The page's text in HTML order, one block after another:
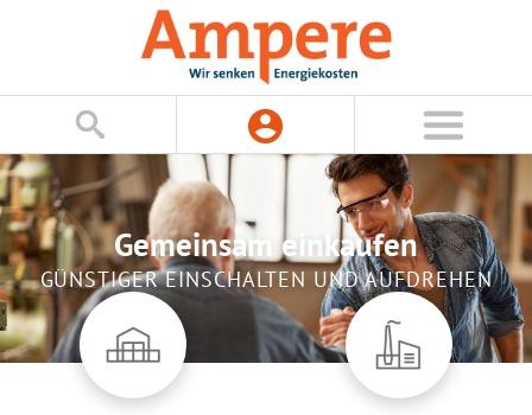
Gemeinsam einkaufen
GÜNSTIGER EINSCHALTEN UND AUFDREHEN